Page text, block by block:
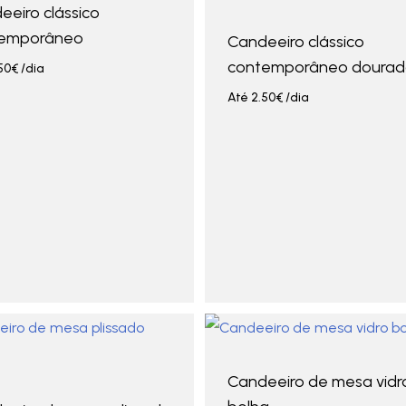
clássico
€/dia
Candeeiro clássico
contemporâneo
Até 2.50€/dia
Candeeiro de mesa